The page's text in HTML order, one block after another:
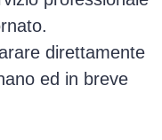
direttamente
ed in breve